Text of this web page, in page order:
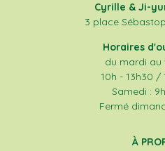
Cyrille & Ji-
3 place
Horaires
du mardi au
10h - 13h30 /
Samedi :
Fermé
À